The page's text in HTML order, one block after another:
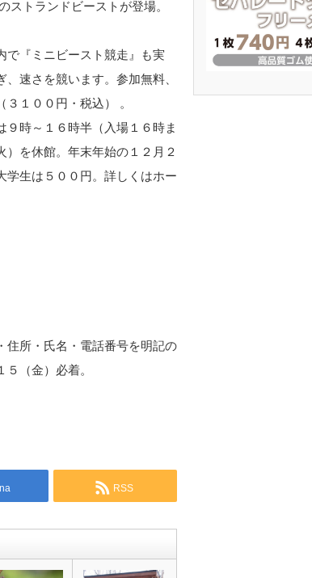
ストランドビーストが登場。
『ミニビースト競走』も実
速さを競います。参加無料、
１００円・税込） 。
時～１６時半（入場１６時ま
を休館。年末年始の１２月２
学生は５００円。詳しくはホー
所・氏名・電話番号を明記の
（金）必着。
RSS